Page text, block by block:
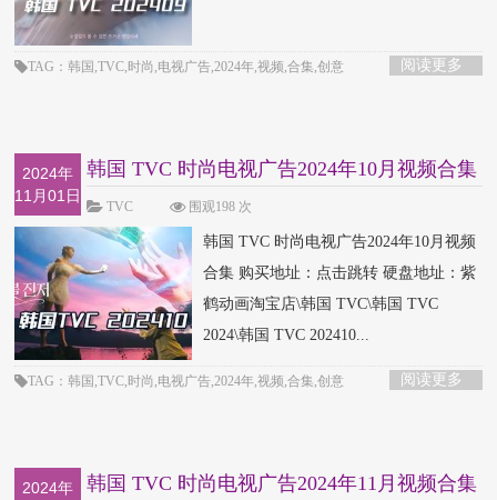
阅读更多
TAG：韩国,TVC,时尚,电视广告,2024年,视频,合集,创意
2024年
11月01日
韩国 TVC 时尚电视广告2024年10月视频合集
TVC 围观198 次
韩国 TVC 时尚电视广告2024年10月视频
合集 购买地址：点击跳转 硬盘地址：紫
鹤动画淘宝店\韩国 TVC\韩国 TVC
2024\韩国 TVC 202410...
阅读更多
TAG：韩国,TVC,时尚,电视广告,2024年,视频,合集,创意
2024年
韩国 TVC 时尚电视广告2024年11月视频合集